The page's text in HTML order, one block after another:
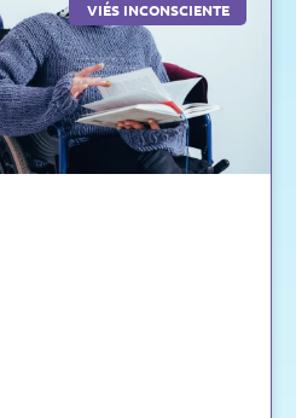
VIÉS INCONSCIENTE